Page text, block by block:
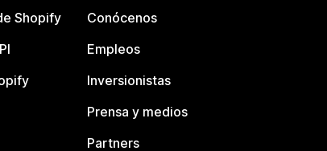
Shopify
Conócenos
Empleos
Inversionistas
Prensa y medios
Partners